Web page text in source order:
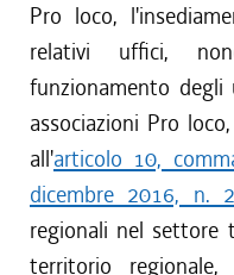
Pro loco,
relativi uffici,
funzionamento degli
associazioni Pro
all'articolo 10,
dicembre 2016, n.
regionali nel settore
territorio